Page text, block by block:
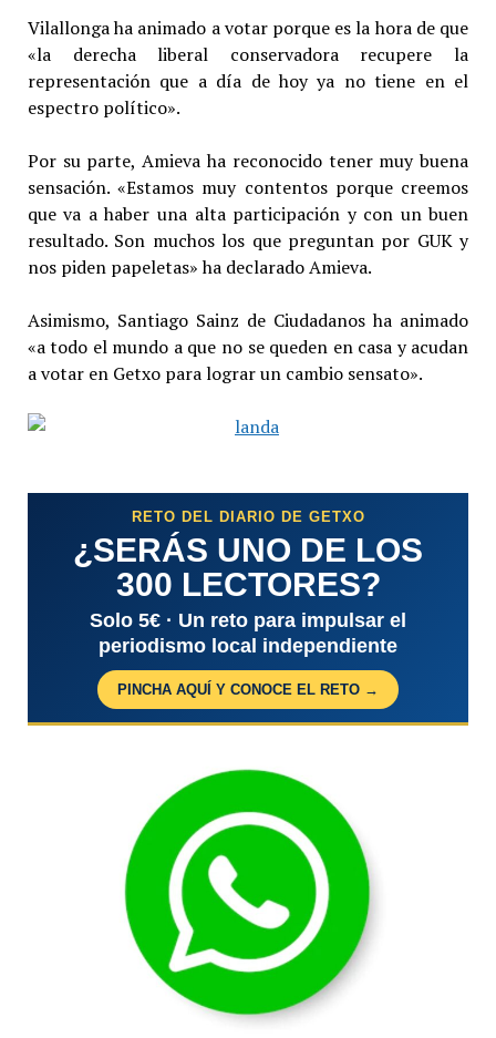
Vilallonga ha animado a votar porque es la hora de que
«la derecha liberal conservadora recupere la
representación que a día de hoy ya no tiene en el
espectro político».
Por su parte, Amieva ha reconocido tener muy buena
sensación. «Estamos muy contentos porque creemos
que va a haber una alta participación y con un buen
resultado. Son muchos los que preguntan por GUK y
nos piden papeletas» ha declarado Amieva.
Asimismo, Santiago Sainz de Ciudadanos ha animado
«a todo el mundo a que no se queden en casa y acudan
a votar en Getxo para lograr un cambio sensato».
RETO DEL DIARIO DE GETXO
¿SERÁS UNO DE LOS
300 LECTORES?
Solo 5€ · Un reto para impulsar el
periodismo local independiente
PINCHA AQUÍ Y CONOCE EL RETO →